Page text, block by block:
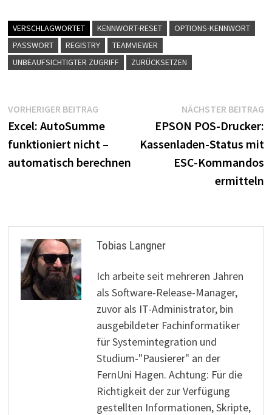
VERSCHLAGWORTET KENNWORT-RESET
OPTIONS-KENNWORT
PASSWORT
REGISTRY
TEAMVIEWER
UNBEAUFSICHTIGTER ZUGRIFF
ZURÜCKSETZEN
Beitragsnavigation
VORHERIGER BEITRAGVorheriger
Beitrag:
Excel: AutoSumme
funktioniert nicht –
automatisch berechnen
NÄCHSTER BEITRAG
EPSON POS-Drucker:
Kassenladen-Status mit
ESC-Kommandos
ermitteln
Tobias Langner
Ich arbeite seit mehreren Jahren
als Software-Release-Manager,
zuvor als IT-Administrator, bin
ausgebildeter Fachinformatiker
für Systemintegration und
Studium-"Pausierer" an der
FernUni Hagen. Achtung: Für die
Richtigkeit der zur Verfügung
gestellten Informationen, Skripte,